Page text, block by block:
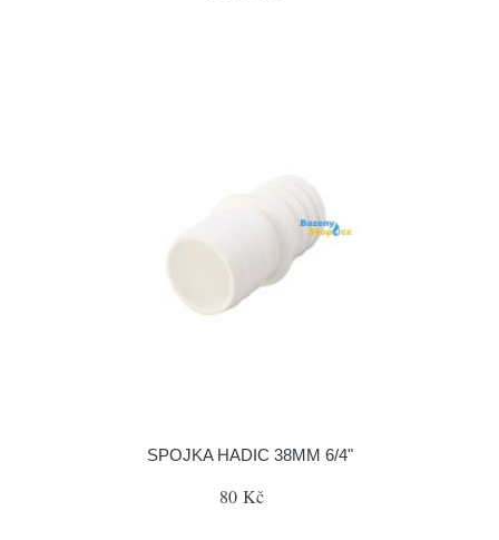
SPOJKA HADIC 38MM 6/4"
80 Kč